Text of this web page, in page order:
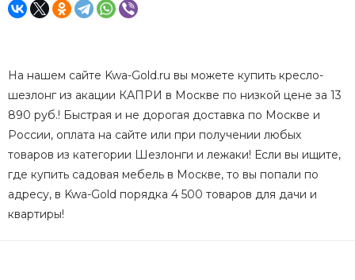
На нашем сайте Kwa-Gold.ru вы можете купить кресло-
шезлонг из акации КАПРИ в Москве по низкой цене за 13
890 руб.! Быстрая и не дорогая доставка по Москве и
России, оплата на сайте или при получении любых
товаров из категории Шезлонги и лежаки! Если вы ищите,
где купить садовая мебель в Москве, то вы попали по
адресу, в Kwa-Gold порядка 4 500 товаров для дачи и
квартиры!